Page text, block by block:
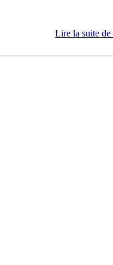
Lire la suite de